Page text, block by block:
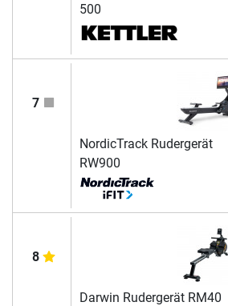
500
7
NordicTrack Rudergerät
RW900
8
Darwin Rudergerät RM40